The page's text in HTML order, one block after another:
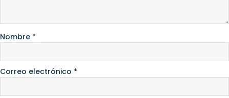
Nombre *
Correo electrónico *